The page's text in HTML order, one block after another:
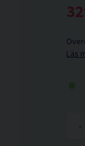
Läs
-